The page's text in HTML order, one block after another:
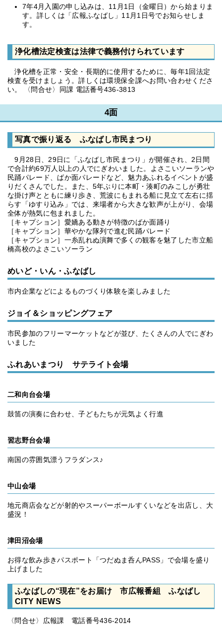
7年4月入園の申し込みは、11月1日（金曜日）から始まりま
す。詳しくは「広報ふなばし」11月1日号でお知らせしま
す。
浄化槽法定検査は法律で義務付けられています
浄化槽を正常・安全・長期的に使用するために、毎年1回法定
検査を受けましょう。詳しくは環境保全課へお問い合わせくださ
い。 〈問合せ〉同課 電話番号436-3813
4面
写真で振り返る ふなばし市民まつり
9月28日、29日に「ふなばし市民まつり」が開催され、2日間
で合計約69万人以上の人でにぎわいました。よさこいソーランや
民踊パレード、ばか面パレードなど、魅力あふれるイベントが盛
りだくさんでした。また、5年ぶりに本町・湊町のみこしが勇壮
な掛け声とともに練り歩き、荒波にもまれる船に見立て左右に揺
らす「ゆすり込み」では、来場者から大きな歓声が上がり、会場
全体が熱気に包まれました。
［キャプション］愛嬌ある動きが特徴のばか面踊り
［キャプション］華やかな隊列で進む民踊パレード
［キャプション］一糸乱れぬ演舞で多くの観客を魅了した市立船
橋高校のよさこいソーラン
めいど・いん・ふなばし
市内企業などによるものづくり体験を楽しみました
ジョイ＆ショッピングフェア
市民参加のフリーマーケットなどが並び、たくさんの人でにぎわ
いました
ふれあいまつり サテライト会場
二和向台会場
鼓笛の演奏に合わせ、子どもたちが元気よく行進
習志野台会場
南国の雰囲気漂うフラダンス♪
中山会場
地元商店会などが射的やスーパーボールすくいなどを出店し、大
盛況！
津田沼会場
お得な飲み歩きパスポート「つだぬま呑んPASS」で会場を盛り
上げました
ふなばしの“現在”をお届け 市広報番組 ふなばし
CITY NEWS
〈問合せ〉広報課 電話番号436-2014